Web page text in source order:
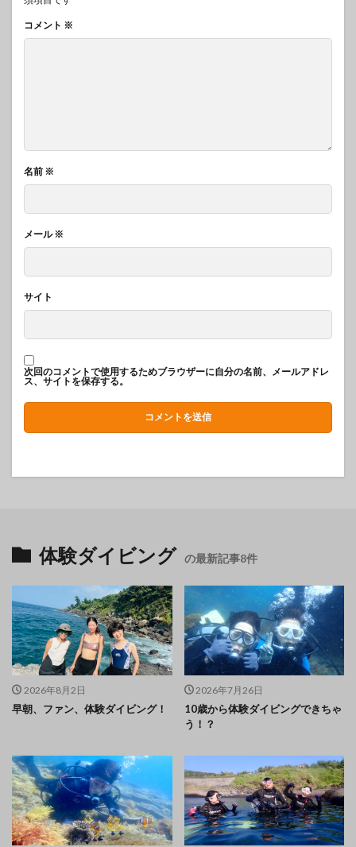
コメント ※
名前 ※
メール※
サイト
次回のコメントで使用するためブラウザーに自分の名前、メールアドレ
ス、サイトを保存する。
体験ダイビング の最新記事8件
2026年8月2日
早朝、ファン、体験ダイビング！
2026年7月26日
10歳から体験ダイビングできちゃ
う！？